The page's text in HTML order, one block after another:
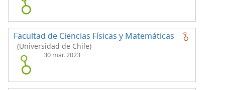
Facultad de Ciencias Físicas y Matemáticas
(Universidad de Chile)
30 mar. 2023